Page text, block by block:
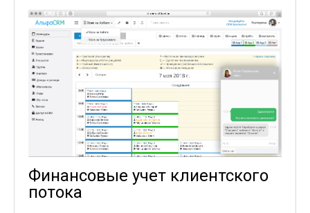
Финансовые учет клиентского
потока